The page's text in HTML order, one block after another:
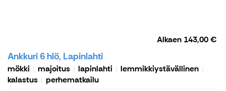
Alkaen 143,00 €
Ankkuri 6 hlö, Lapinlahti
mökki majoitus lapinlahti
lemmikkiystävällinen
kalastus
perhematkailu